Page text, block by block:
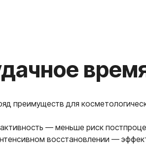
преимуществ для
— меньше риск
восстановлении —